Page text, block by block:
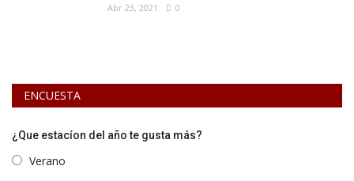
Abr 23, 2021 0
ENCUESTA
¿Que estacíon del año te gusta más?
Verano